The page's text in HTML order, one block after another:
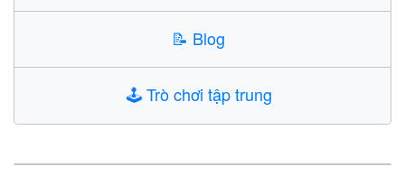
📝 Blog
🕹️Trò chơi tập trung